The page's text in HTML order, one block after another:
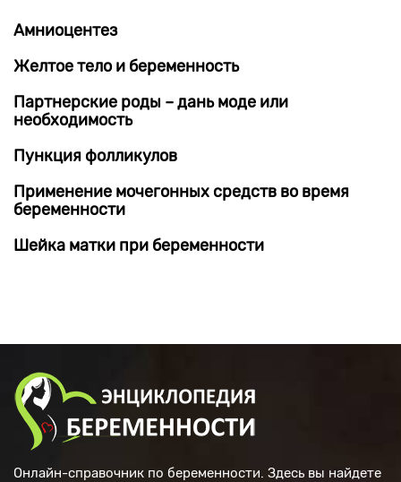
Амниоцентез
Желтое тело и беременность
Партнерские роды – дань моде или
необходимость
Пункция фолликулов
Применение мочегонных средств во время
беременности
Шейка матки при беременности
Онлайн-справочник по беременности. Здесь вы найдете